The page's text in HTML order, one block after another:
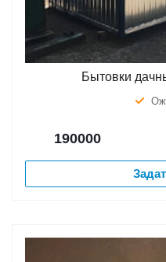
Бытовки
190000